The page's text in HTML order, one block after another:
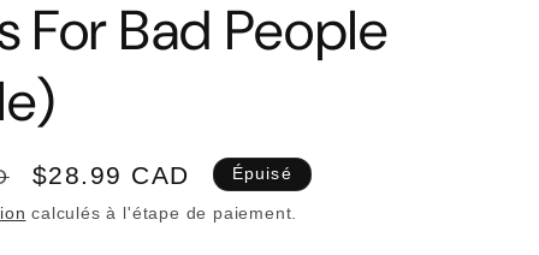
For Bad People
Prix
promotionnel
$28.99 CAD Épuisé
calculés à l'étape de paiement.